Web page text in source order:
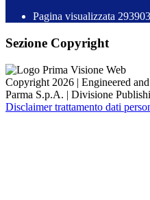
Pagina visualizzata 293903
Sezione Copyright
Copyright 2026 | Engineered
Parma S.p.A. | Divisione
Disclaimer trattamento dati